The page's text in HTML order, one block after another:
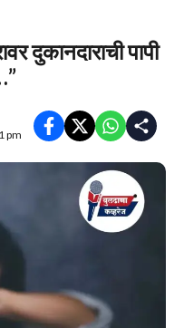
दुकानदाराची पापी
pm